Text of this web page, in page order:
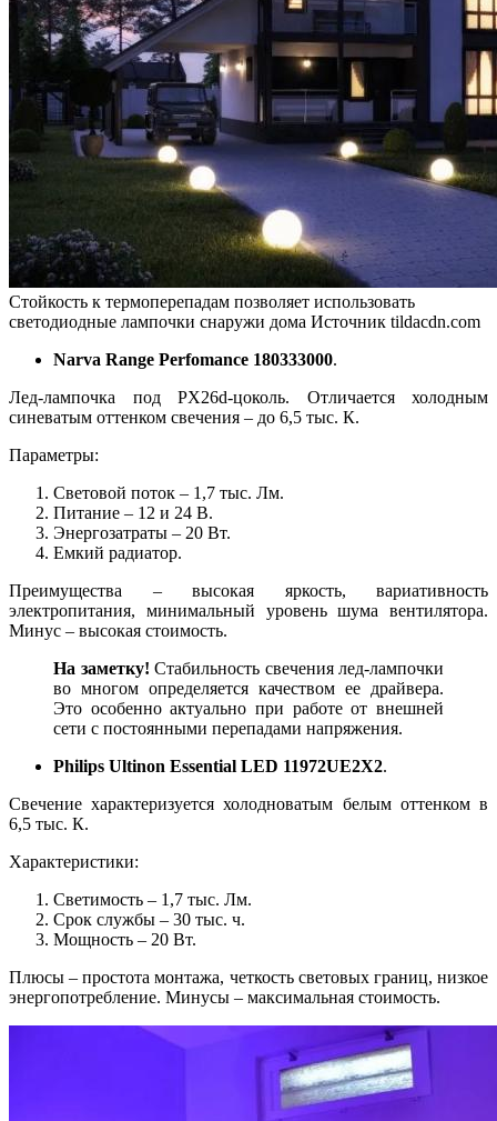
Стойкость к термоперепадам позволяет использовать
светодиодные лампочки снаружи дома Источник tildacdn.com
Narva Range Perfomance 180333000.
Лед-лампочка под PX26d-цоколь. Отличается холодным
синеватым оттенком свечения – до 6,5 тыс. К.
Параметры:
Световой поток – 1,7 тыс. Лм.
Питание – 12 и 24 В.
Энергозатраты – 20 Вт.
Емкий радиатор.
Преимущества – высокая яркость, вариативность
электропитания, минимальный уровень шума вентилятора.
Минус – высокая стоимость.
На заметку! Стабильность свечения лед-лампочки
во многом определяется качеством ее драйвера.
Это особенно актуально при работе от внешней
сети с постоянными перепадами напряжения.
Philips Ultinon Essential LED 11972UE2X2.
Свечение характеризуется холодноватым белым оттенком в
6,5 тыс. К.
Характеристики:
Светимость – 1,7 тыс. Лм.
Срок службы – 30 тыс. ч.
Мощность – 20 Вт.
Плюсы – простота монтажа, четкость световых границ, низкое
энергопотребление. Минусы – максимальная стоимость.